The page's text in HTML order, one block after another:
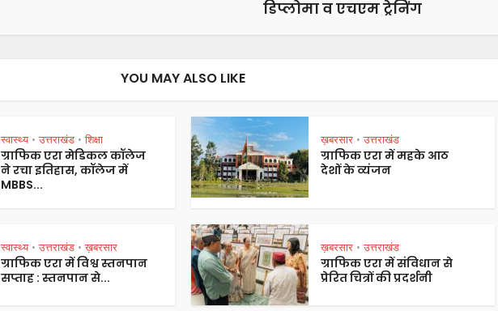
डिप्लोमा व एचएम ट्रेनिंग
YOU MAY ALSO LIKE
स्वास्थ्य • उत्तराखंड • शिक्षा
ग्राफिक एरा मेडिकल कॉलेज
ने रचा इतिहास, कॉलेज में
MBBS...
ख़बरसार • उत्तराखंड
ग्राफिक एरा में महके आठ
देशों के व्यंजन
स्वास्थ्य • उत्तराखंड • ख़बरसार
ग्राफिक एरा में विश्व स्तनपान
सप्ताह : स्तनपान से...
ख़बरसार • उत्तराखंड
ग्राफिक एरा में संविधान से
प्रेरित चित्रों की प्रदर्शनी